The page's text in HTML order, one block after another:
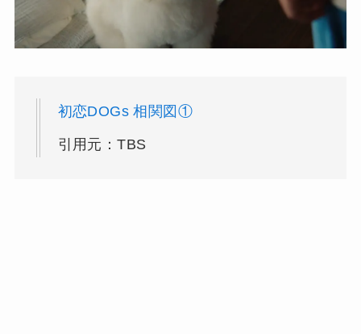
初恋DOGs 相関図①
引用元：TBS